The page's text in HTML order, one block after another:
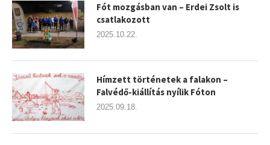
Fót mozgásban van – Erdei Zsolt is
csatlakozott
2025.10.22.
Hímzett történetek a falakon –
Falvédő-kiállítás nyílik Fóton
2025.09.18.